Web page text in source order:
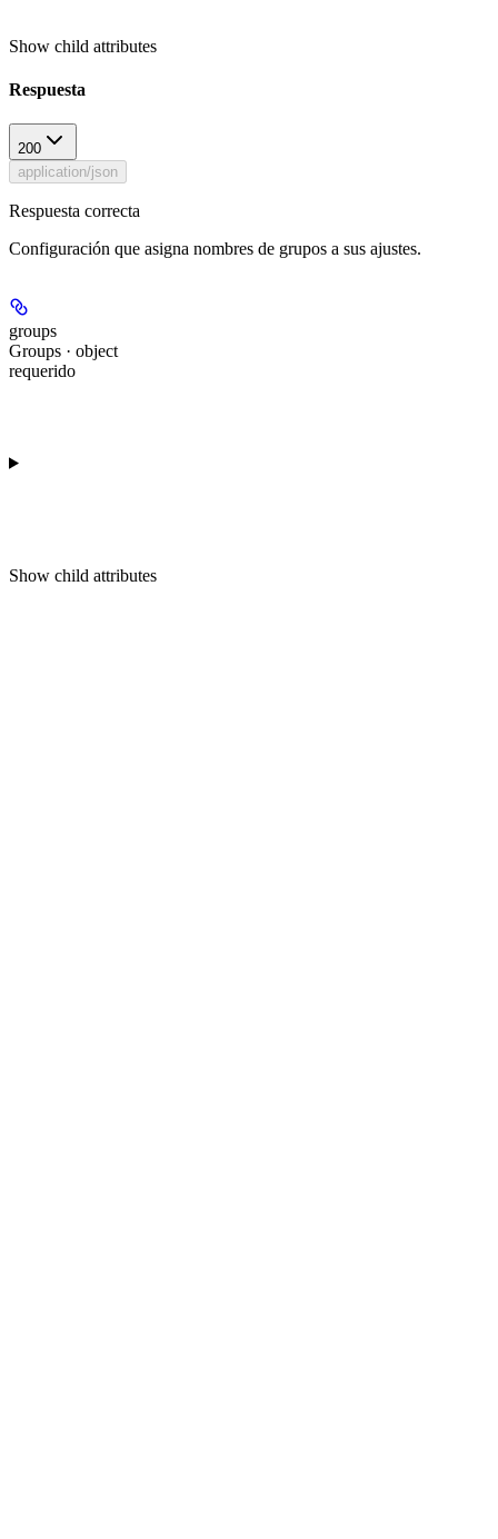
Show child attributes
Respuesta
200
application/json
Respuesta correcta
Configuración que asigna nombres de grupos a sus ajustes.
groups
Groups · object
requerido
Show child attributes